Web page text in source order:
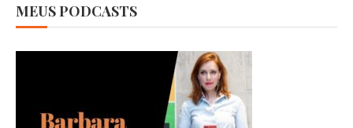
MEUS PODCASTS